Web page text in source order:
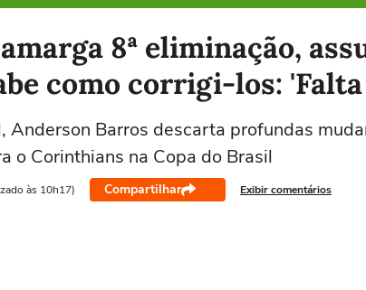
8ª eliminação,
como corrigi-los:
Anderson Barros descarta profundas
o Corinthians na Copa do Brasil
às 10h17) Compartilhar Exibir comentários